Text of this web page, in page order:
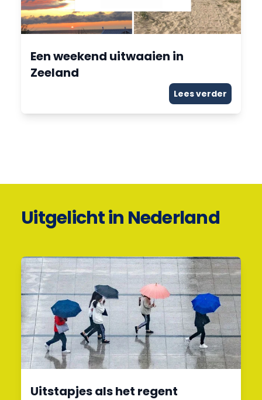
Een weekend uitwaaien in
Zeeland
Lees verder
Uitgelicht in Nederland
Uitstapjes als het regent